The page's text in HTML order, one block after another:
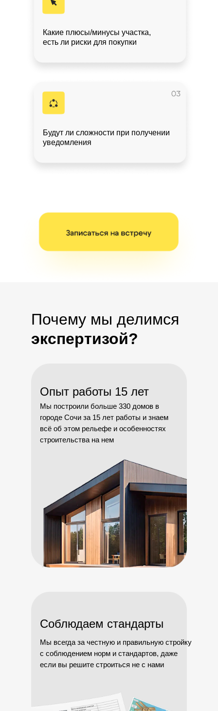
Будут ли сложности при получении
уведомления
Какие плюсы/минусы участка,
есть ли риски для покупки
Почему мы делимся
экспертизой?
Мы всегда за честную и правильную стройку
с соблюдением норм и стандартов, даже
если вы решите строиться не с нами
Соблюдаем стандарты
Мы построили больше 330 домов в
городе Сочи за 15 лет работы и знаем
всё об этом рельефе и особенностях
строительства на нем
Опыт работы 15 лет